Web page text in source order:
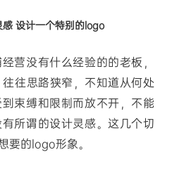
感 设计一个特别的logo
营没有什么经验的的老板，
往思路狭窄，不知道从何处
束缚和限制而放不开，不能
所谓的设计灵感。这几个切
要的logo形象。